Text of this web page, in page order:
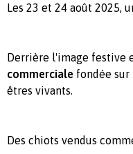
Les 23 et 24 août 2025,
Derrière l'image festive
commerciale fondée sur
êtres vivants.
Des chiots vendus